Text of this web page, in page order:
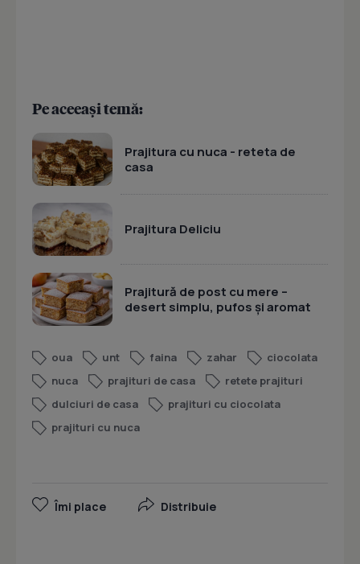
Pe aceeași temă:
Prajitura cu nuca - reteta de
casa
Prajitura Deliciu
Prajitură de post cu mere –
desert simplu, pufos și aromat
oua unt faina zahar
ciocolata
nuca
prajituri de casa
retete prajituri
dulciuri de casa
prajituri cu ciocolata
prajituri cu nuca
Îmi place Distribuie